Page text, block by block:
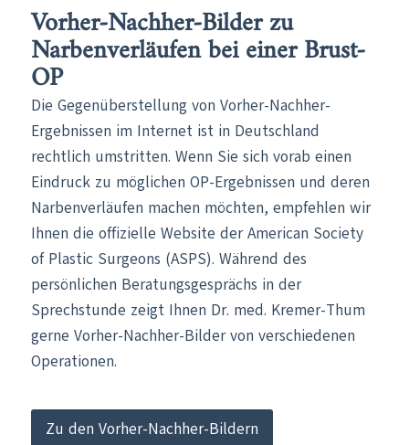
Vorher-Nachher-Bilder zu
Narbenverläufen bei einer Brust-
OP
Die Gegenüberstellung von Vorher-Nachher-
Ergebnissen im Internet ist in Deutschland
rechtlich umstritten. Wenn Sie sich vorab einen
Eindruck zu möglichen OP-Ergebnissen und deren
Narbenverläufen machen möchten, empfehlen wir
Ihnen die offizielle Website der American Society
of Plastic Surgeons (ASPS). Während des
persönlichen Beratungsgesprächs in der
Sprechstunde zeigt Ihnen Dr. med. Kremer-Thum
gerne Vorher-Nachher-Bilder von verschiedenen
Operationen.
Zu den Vorher-Nachher-Bildern